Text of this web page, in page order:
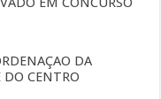
DA
CENTRO